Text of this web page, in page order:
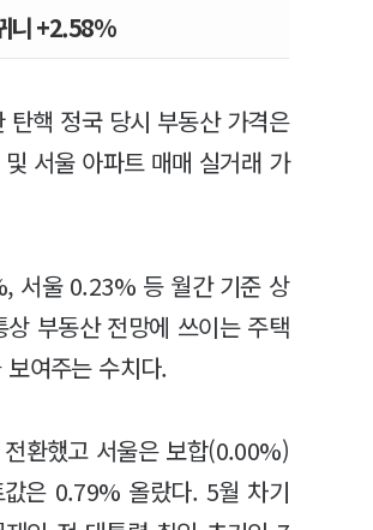
니 +2.58%
핵 정국 당시 부동산 가격은
서울 아파트 매매 실거래 가
서울 0.23% 등 월간 기준 상
부동산 전망에 쓰이는 주택
여주는 수치다.
환했고 서울은 보합(0.00%)
은 0.79% 올랐다. 5월 차기